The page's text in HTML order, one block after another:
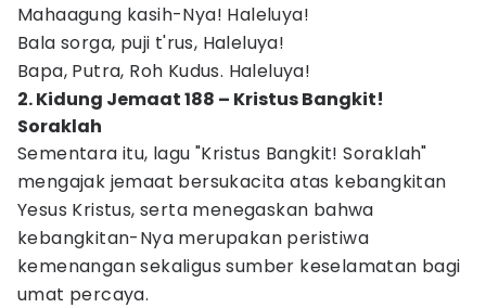
Mahaagung kasih-Nya! Haleluya!
Bala sorga, puji t'rus, Haleluya!
Bapa, Putra, Roh Kudus. Haleluya!
2. Kidung Jemaat 188 – Kristus Bangkit!
Soraklah
Sementara itu, lagu "Kristus Bangkit! Soraklah"
mengajak jemaat bersukacita atas kebangkitan
Yesus Kristus, serta menegaskan bahwa
kebangkitan-Nya merupakan peristiwa
kemenangan sekaligus sumber keselamatan bagi
umat percaya.